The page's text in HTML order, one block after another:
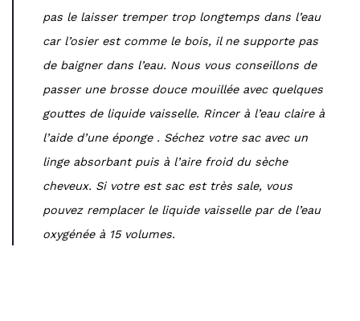
pas le laisser tremper trop longtemps dans l’eau
car l’osier est comme le bois, il ne supporte pas
de baigner dans l’eau. Nous vous conseillons de
passer une brosse douce mouillée avec quelques
gouttes de liquide vaisselle. Rincer à l’eau claire à
l’aide d’une éponge . Séchez votre sac avec un
linge absorbant puis à l’aire froid du sèche
cheveux. Si votre est sac est très sale, vous
pouvez remplacer le liquide vaisselle par de l’eau
oxygénée à 15 volumes.